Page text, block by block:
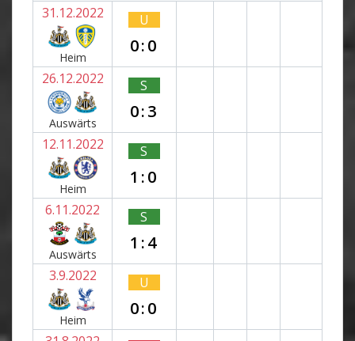
31.12.2022
Heim
U
0:0
26.12.2022
Auswärts
S
0:3
12.11.2022
Heim
S
1:0
6.11.2022
Auswärts
S
1:4
3.9.2022
Heim
U
0:0